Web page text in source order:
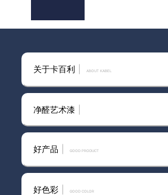
家用艺术漆进口
关于卡百利 ABOUT KABEL
净醛艺术漆
好产品 GOOD PRODUCT
好色彩 GOOD COLOR